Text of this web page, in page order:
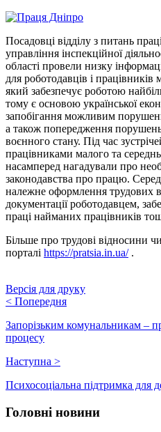
Посадовці відділу з питань
управління інспекційної
області провели низку
для роботодавців і працівників
який забезпечує роботою
тому є основою української
запобігання можливим
а також попередження
воєнного стану. Під час
працівниками малого та
насамперед нагадували про
законодавства про працю.
належне оформлення трудових
документації роботодавцем,
праці найманих працівників
Більше про трудові відносини
порталі https://pratsia.in.ua/.
Версія для друку
< Попередня
Запорізьким комунальникам –
процесу
Наступна >
Психосоціальна підтримка для
Головні новини